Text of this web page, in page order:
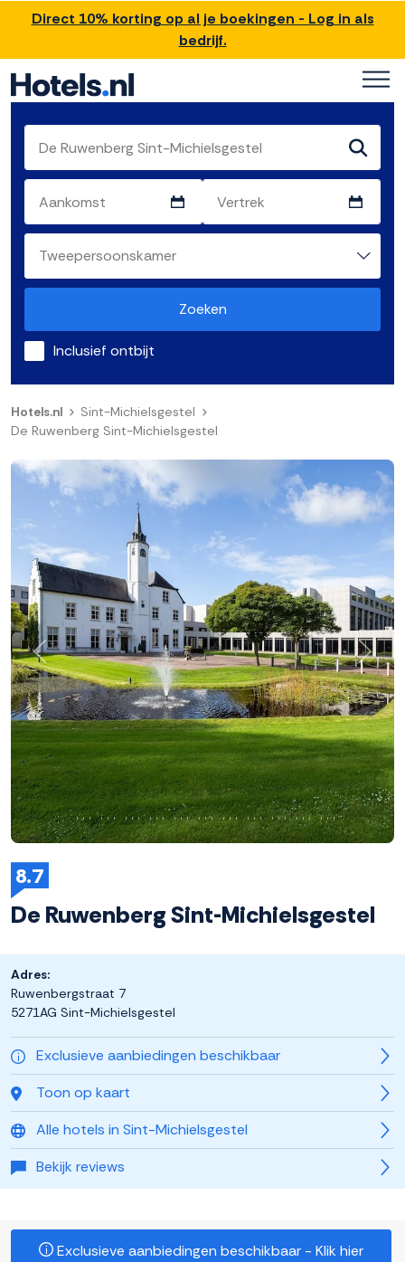
Direct 10% korting op al je boekingen - Log in als
bedrijf.
Zoeken
Inclusief ontbijt
Hotels.nl
Sint-Michielsgestel
De Ruwenberg Sint-Michielsgestel
8.7
De Ruwenberg Sint-Michielsgestel
Exclusieve aanbiedingen beschikbaar
Toon op kaart
Alle hotels in Sint-Michielsgestel
Bekijk reviews
Adres:
Ruwenbergstraat 7
5271AG Sint-Michielsgestel
Exclusieve aanbiedingen beschikbaar - Klik hier